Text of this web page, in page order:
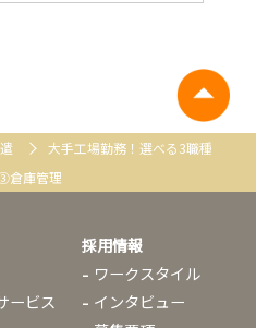
大手工場勤務！選べる3職種
倉庫管理
ービス
採用情報
ワークスタイル
インタビュー